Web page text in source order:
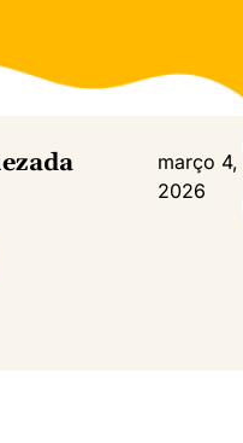
março 4,
2026